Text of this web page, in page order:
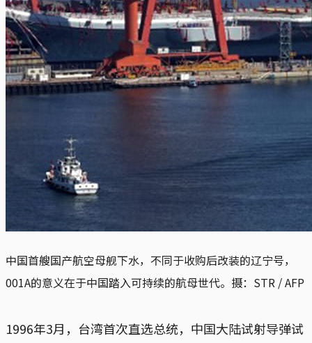
中国首艘国产航空母舰下水，不同于收购后改装的辽宁号，
001A的意义在于中国踏入可持续的航母世代。 摄：STR / AFP
1996年3月，台湾首次直选总统，中国大陆试射导弹试